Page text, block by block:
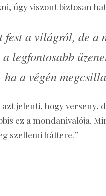
úgy viszont biztosan
a világról, de a
a legfontosabb
a végén
jelenti, hogy
ez a mondanivalója.
szellemi háttere.”